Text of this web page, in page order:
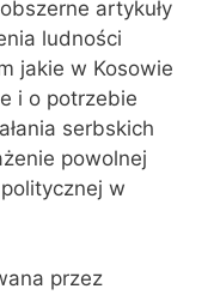
artykuły
ludności
jakie w Kosowie
i o potrzebie
serbskich
powolnej
w
przez